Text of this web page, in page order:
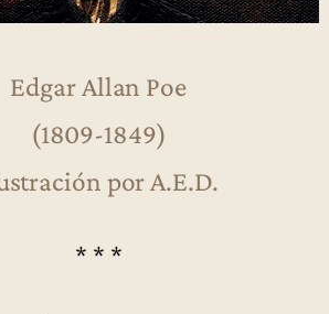
Edgar Allan Poe
(1809-1849)
por A.E.D.
* * *